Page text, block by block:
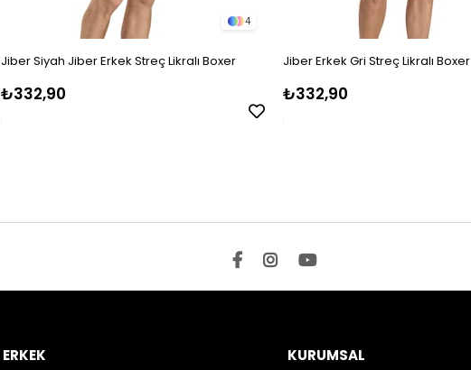
4
Jiber Siyah Jiber Erkek Streç Likralı Boxer
₺332,90
Jiber Erkek Gri Streç Likralı Boxer
₺332,90
ERKEK KURUMSAL